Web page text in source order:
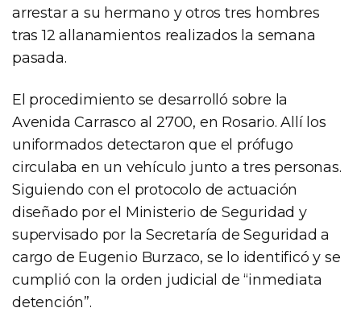
arrestar a su hermano y otros tres hombres
tras 12 allanamientos realizados la semana
pasada.
El procedimiento se desarrolló sobre la
Avenida Carrasco al 2700, en Rosario. Allí los
uniformados detectaron que el prófugo
circulaba en un vehículo junto a tres personas.
Siguiendo con el protocolo de actuación
diseñado por el Ministerio de Seguridad y
supervisado por la Secretaría de Seguridad a
cargo de Eugenio Burzaco, se lo identificó y se
cumplió con la orden judicial de “inmediata
detención”.